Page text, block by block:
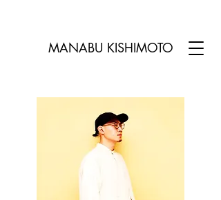
MANABU KISHIMOTO​